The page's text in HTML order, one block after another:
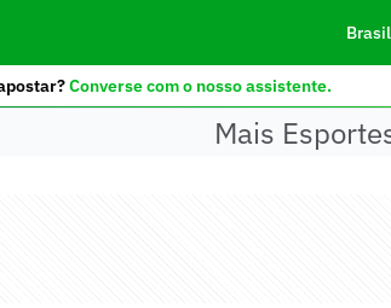
Converse com o nosso assistente.
Mais